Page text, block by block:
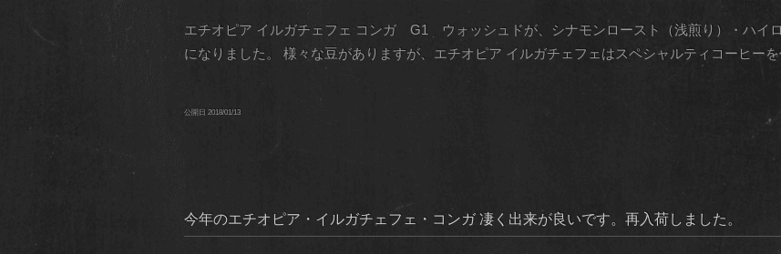
エチオピア イルガチェフェ コンガ G1 ウォッシュドが、シナモンロースト（浅煎り）・ハイ
になりました。 様々な豆がありますが、エチオピア イルガチェフェはスペシャルティコーヒー
公開日 2018/01/13
今年のエチオピア・イルガチェフェ・コンガ 凄く出来が良いです。再入荷しました。